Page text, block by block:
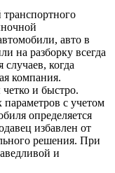
авто в
на разборку всегда
случаев, когда
компания.
и быстро.
с учетом
определяется
избавлен от
решения. При
и